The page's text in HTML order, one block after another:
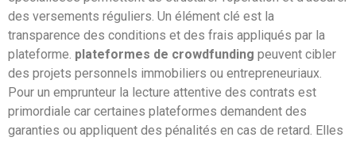
des versements réguliers. Un élément clé est la
transparence des conditions et des frais appliqués par la
plateforme. plateformes de crowdfunding peuvent cibler
des projets personnels immobiliers ou entrepreneuriaux.
Pour un emprunteur la lecture attentive des contrats est
primordiale car certaines plateformes demandent des
garanties ou appliquent des pénalités en cas de retard. Elles